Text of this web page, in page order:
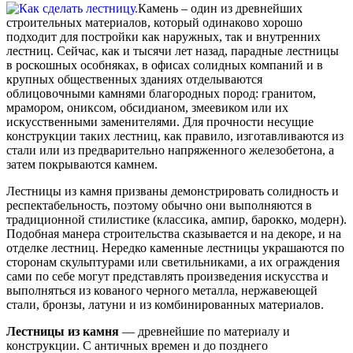
Камень – один из древнейших
строительных материалов, который одинаково хорошо
подходит для постройки как наружных, так и внутренних
лестниц. Сейчас, как и тысячи лет назад, парадные лестницы
в роскошных особняках, в офисах солидных компаний и в
крупных общественных зданиях отделываются
облицовочными камнями благородных пород: гранитом,
мрамором, ониксом, обсидианом, змеевиком или их
искусственными заменителями. Для прочности несущие
конструкции таких лестниц, как правило, изготавливаются из
стали или из предварительно напряженного железобетона, а
затем покрываются камнем.
Лестницы из камня призваны демонстрировать солидность и
респектабельность, поэтому обычно они выполняются в
традиционной стилистике (классика, ампир, барокко, модерн).
Подобная манера строительства сказывается и на декоре, и на
отделке лестниц. Нередко каменные лестницы украшаются по
сторонам скульптурами или светильниками, а их ограждения
сами по себе могут представлять произведения искусства и
выполняться из кованого черного металла, нержавеющей
стали, бронзы, латуни и из комбинированных материалов.
Лестницы из камня — древнейшие по материалу и
конструкции. С античных времен и до позднего